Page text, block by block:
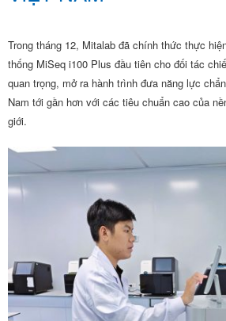
Trong tháng 12, Mitalab đã chính thức thực
thống MiSeq i100 Plus đầu tiên cho đối tác
quan trọng, mở ra hành trình đưa năng lực
Nam tới gần hơn với các tiêu chuẩn cao của
giới.